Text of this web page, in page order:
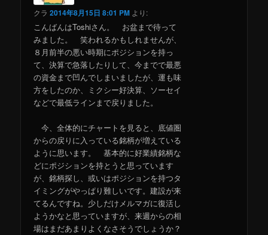
クラ 2014年8月15日 8:01 PM より:
こんばんはToshiさん。 お盆まで待って
みました。 笑われるかもしれませんが、
８月前半の悪い時期にポジションを持っ
て、決算で急落したりして、今までで最悪
の資金まで凹んでしまいましたが、運も味
方をしたのか、ミクシー好決算、ソーセイ
などで最低ラインまで戻りました。
今、全体的にチャートを見ると、底値圏
からの戻りに入っている銘柄が増えている
ように思います。 基本的に好業績銘柄な
どにポジションを持とうと思っています
が、銘柄探し、或いはポジションを持つタ
イミングがやっぱり難しいです。建設が来
てるんですね。少しだけメルマガに復活し
ようかなと思っていますが、来週からの相
場はまだあまりよくなさそうでしょうか？